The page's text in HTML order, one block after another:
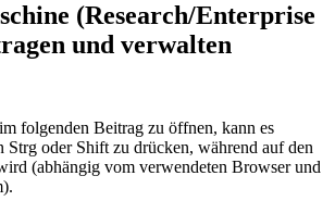
(Research/Enterprise
und verwalten
folgenden Beitrag zu öffnen, kann es
Strg oder Shift zu drücken, während auf den
(abhängig vom verwendeten Browser und